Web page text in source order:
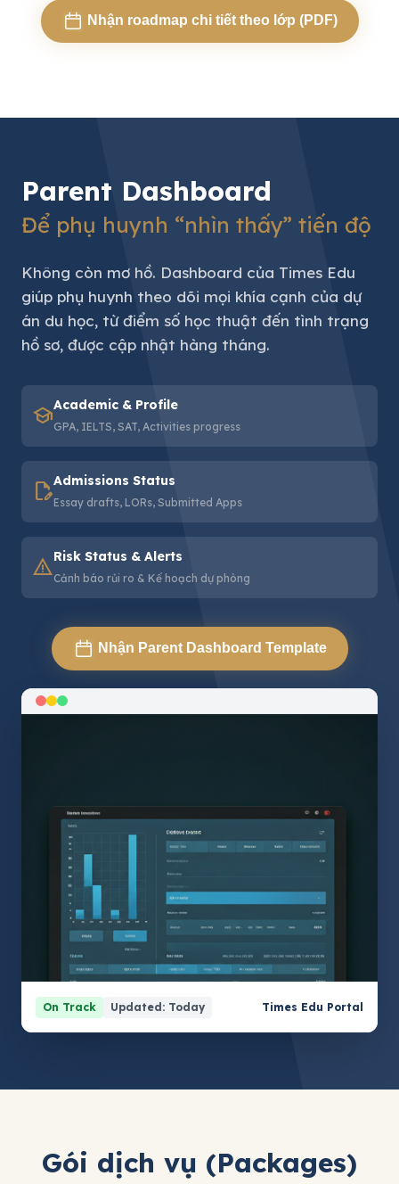
Nhận roadmap chi tiết theo lớp (PDF)
Parent Dashboard
Để phụ huynh “nhìn thấy” tiến độ
Không còn mơ hồ. Dashboard của Times Edu
giúp phụ huynh theo dõi mọi khía cạnh của dự
án du học, từ điểm số học thuật đến tình trạng
hồ sơ, được cập nhật hàng tháng.
schoolAcademic & Profile
GPA, IELTS, SAT, Activities progress
edit_documentAdmissions Status
Essay drafts, LORs, Submitted Apps
warningRisk Status & Alerts
Cảnh báo rủi ro & Kế hoạch dự phòng
Nhận Parent Dashboard Template
On Track Updated: Today Times Edu Portal
Gói dịch vụ (Packages)